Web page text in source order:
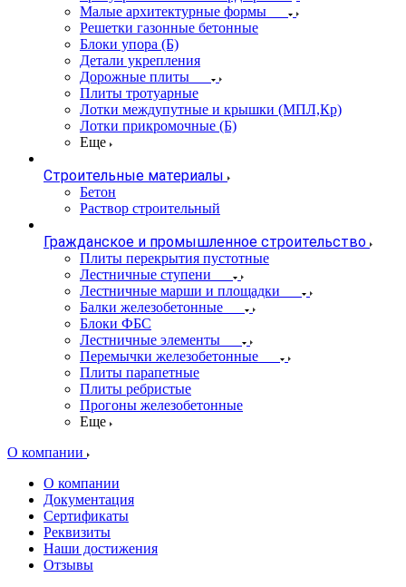
Малые архитектурные формы
Решетки газонные бетонные
Блоки упора (Б)
Детали укрепления
Дорожные плиты
Плиты тротуарные
Лотки междупутные и крышки (МПЛ,Кр)
Лотки прикромочные (Б)
Еще
Строительные материалы
Бетон
Раствор строительный
Гражданское и промышленное строительство
Плиты перекрытия пустотные
Лестничные ступени
Лестничные марши и площадки
Балки железобетонные
Блоки ФБС
Лестничные элементы
Перемычки железобетонные
Плиты парапетные
Плиты ребристые
Прогоны железобетонные
Еще
О компании
О компании
Документация
Сертификаты
Реквизиты
Наши достижения
Отзывы